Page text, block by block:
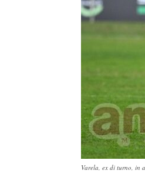
Varela, ex di turno, in